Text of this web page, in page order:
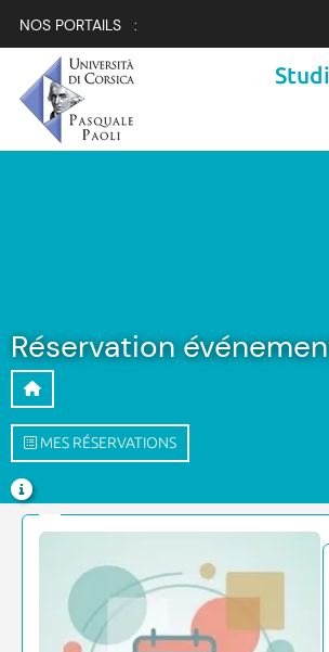
NOS PORTAILS :
Réservation
MES RÉSERVATIONS